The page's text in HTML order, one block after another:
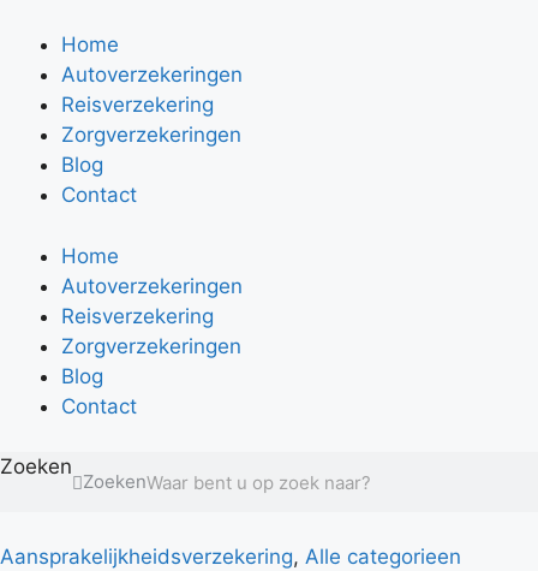
naar
inhoud
Home
Autoverzekeringen
Reisverzekering
Zorgverzekeringen
Blog
Contact
Home
Autoverzekeringen
Reisverzekering
Zorgverzekeringen
Blog
Contact
Zoeken
Zoeken
Aansprakelijkheidsverzekering, Alle categorieen